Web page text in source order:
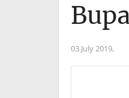
03 July 2019,